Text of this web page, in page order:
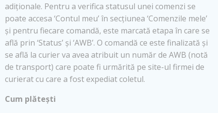
adiționale. Pentru a verifica statusul unei comenzi se
poate accesa ‘Contul meu’ în secțiunea ‘Comenzile mele’
și pentru fiecare comandă, este marcată etapa în care se
află prin ‘Status’ și ‘AWB’. O comandă ce este finalizată și
se află la curier va avea atribuit un număr de AWB (notă
de transport) care poate fi urmărită pe site-ul firmei de
curierat cu care a fost expediat coletul.
Cum plătești